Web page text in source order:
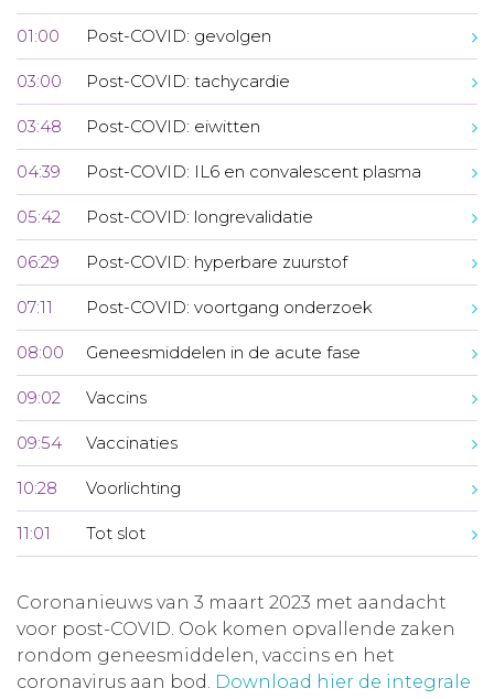
01:00 Post-COVID: gevolgen
03:00 Post-COVID: tachycardie
03:48 Post-COVID: eiwitten
04:39 Post-COVID: IL6 en convalescent plasma
05:42 Post-COVID: longrevalidatie
06:29 Post-COVID: hyperbare zuurstof
07:11 Post-COVID: voortgang onderzoek
08:00 Geneesmiddelen in de acute fase
09:02 Vaccins
09:54 Vaccinaties
10:28 Voorlichting
11:01 Tot slot
Coronanieuws van 3 maart 2023 met aandacht
voor post-COVID. Ook komen opvallende zaken
rondom geneesmiddelen, vaccins en het
coronavirus aan bod. Download hier de integrale